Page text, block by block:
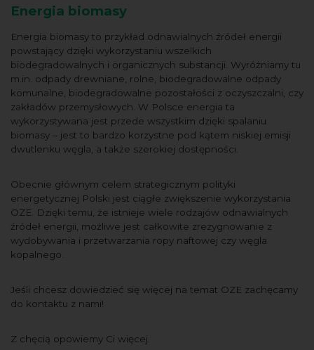
Energia biomasy
Energia biomasy to przykład odnawialnych źródeł energii
powstający dzięki wykorzystaniu wszelkich
biodegradowalnych i organicznych substancji. Wyróżniamy tu
m.in. odpady drewniane, rolne, biodegradowalne odpady
komunalne, biodegradowalne pozostałości z oczyszczalni, czy
zakładów przemysłowych. W Polsce energia ta
wykorzystywana jest przede wszystkim dzięki spalaniu
biomasy – jest to bardzo korzystne pod kątem niskiej emisji
dwutlenku węgla, a także szerokiej dostępności.
Obecnie głównym celem strategicznym polityki
energetycznej Polski jest ciągłe zwiększenie wykorzystania
OZE. Dzięki temu, że istnieje wiele rodzajów odnawialnych
źródeł energii, możliwe jest całkowite zrezygnowanie z
wydobywania i przetwarzania ropy naftowej czy węgla
kopalnego.
Jeśli chcesz dowiedzieć się więcej na temat OZE zachęcamy
do kontaktu z nami!
Z chęcią opowiemy Ci więcej.